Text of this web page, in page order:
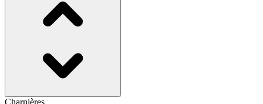
Charnières